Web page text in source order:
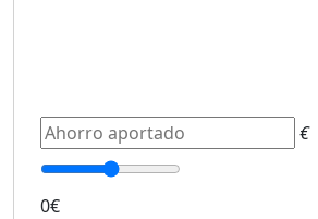
€
0€